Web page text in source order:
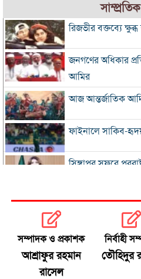
রিজভীর বক্তব্যে
জনগণের অধিকার
আমির
আজ আন্তর্জাতিক
ফাইনালে সাকিব-
সিঙ্গাপুর সফরে
এসএসসি ও
সৌদি-পাকিস্তান-
সম্পাদক ও প্রকাশক
আশ্রাফুর রহমান
রাসেল
নির্বাহী
তৌহিদুর